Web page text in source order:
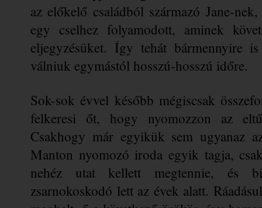
az előkelő családból származó Jane-
egy cselhez folyamodott, aminek
eljegyzésüket. Így tehát bármennyire
válniuk egymástól hosszú-hosszú időre.
Sok-sok évvel később mégiscsak
felkeresi őt, hogy nyomozzon az
Csakhogy már egyikük sem ugyanaz
Manton nyomozó iroda egyik tagja,
nehéz utat kellett megtennie, és
zsarnokoskodó lett az évek alatt.